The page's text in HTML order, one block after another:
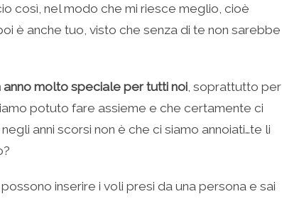
così, nel modo che mi riesce meglio, cioè
è anche tuo, visto che senza di te non sarebbe
molto speciale per tutti noi , soprattutto per
potuto fare assieme e che certamente ci
anni scorsi non è che ci siamo annoiati…te li
inserire i voli presi da una persona e sai